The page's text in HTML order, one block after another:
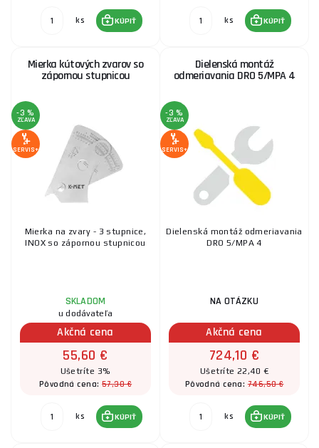
ks KÚPIŤ ks KÚPIŤ
Mierka kútových zvarov so
zápornou stupnicou
-3 %
ZĽAVA
SERVIS+
Mierka na zvary - 3 stupnice,
INOX so zápornou stupnicou
SKLADOM
u dodávateľa
Akčná cena
55,60 €
Ušetríte 3%
Pôvodná cena:57,30 €
ks KÚPIŤ
Dielenská montáž
odmeriavania DRO 5/MPA 4
-3 %
ZĽAVA
SERVIS+
Dielenská montáž odmeriavania
DRO 5/MPA 4
NA OTÁZKU
Akčná cena
724,10 €
Ušetríte 22,40 €
Pôvodná cena:746,50 €
ks KÚPIŤ